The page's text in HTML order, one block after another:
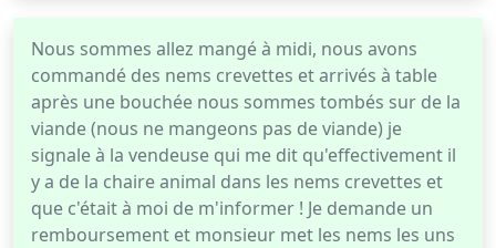
Nous sommes allez mangé à midi, nous avons
commandé des nems crevettes et arrivés à table
après une bouchée nous sommes tombés sur de la
viande (nous ne mangeons pas de viande) je
signale à la vendeuse qui me dit qu'effectivement il
y a de la chaire animal dans les nems crevettes et
que c'était à moi de m'informer ! Je demande un
remboursement et monsieur met les nems les uns